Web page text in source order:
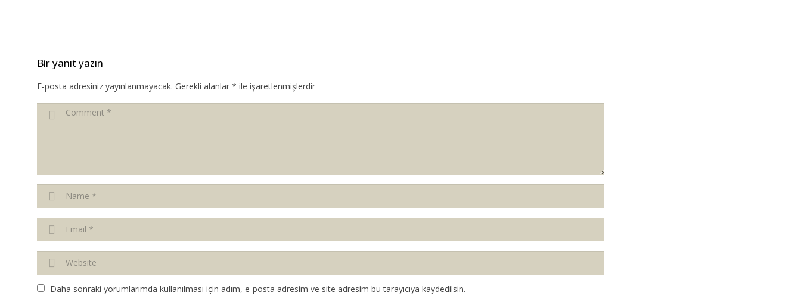
Bir yanıt yazın
E-posta adresiniz yayınlanmayacak. Gerekli alanlar * ile işaretlenmişlerdir
Daha sonraki yorumlarımda kullanılması için adım, e-posta adresim ve site adresim bu tarayıcıya kaydedilsin.